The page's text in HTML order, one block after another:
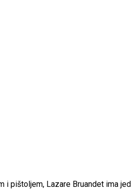
i pištoljem, Lazare Bruandet ima